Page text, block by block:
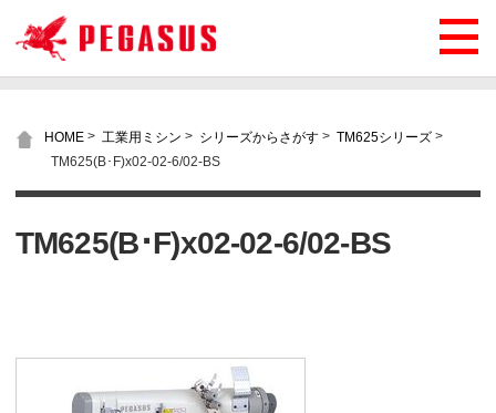
HOME > 工業用ミシン > シリーズからさがす > TM625シリーズ >
TM625(B･F)x02-02-6/02-BS
TM625(B･F)x02-02-6/02-BS